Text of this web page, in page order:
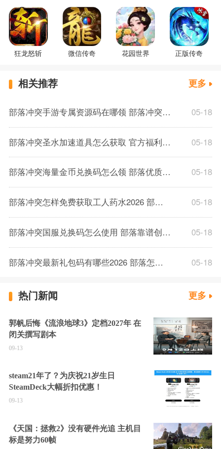
狂龙怒斩 微信传奇 花园世界 正版传奇
相关推荐 更多
部落冲突手游专属资源码在哪领 部落冲突实用创作者代码使用教程 05-18
部落冲突圣水加速道具怎么获取 官方福利兑换码领取途径 05-18
部落冲突海量金币兑换码怎么领 部落优质创作者代码绑定方法 05-18
部落冲突怎样免费获取工人药水2026 部落冲突永久通用福利兑换码大全 05-18
部落冲突国服兑换码怎么使用 部落靠谱创作者代码分享大全2026 05-18
部落冲突最新礼包码有哪些2026 部落怎么用创作者代码领取金币药水 05-18
热门新闻 更多
郭帆后悔《流浪地球3》定档2027年 在
闭关撰写剧本
09-13
steam21年了？为庆祝21岁生日
SteamDeck大幅折扣优惠！
09-13
《天国：拯救2》没有硬件光追 主机目
标是努力60帧